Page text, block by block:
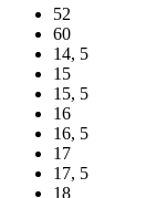
52
60
14, 5
15
15, 5
16
16, 5
17
17, 5
18